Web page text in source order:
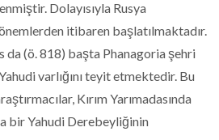
Dolayısıyla Rusya
itibaren başlatılmaktadır.
da (ö. 818) başta Phanagoria şehri
varlığını teyit etmektedir. Bu
Kırım Yarımadasında
bir Yahudi Derebeyliğinin